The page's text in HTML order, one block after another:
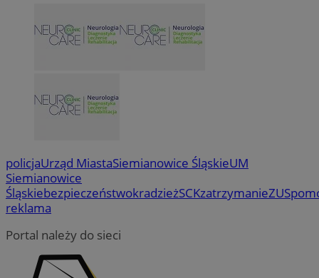
policjaUrząd MiastaSiemianowice ŚląskieUM
Siemianowice
ŚląskiebezpieczeństwokradzieżSCKzatrzymanieZUS
reklama
Portal należy do sieci